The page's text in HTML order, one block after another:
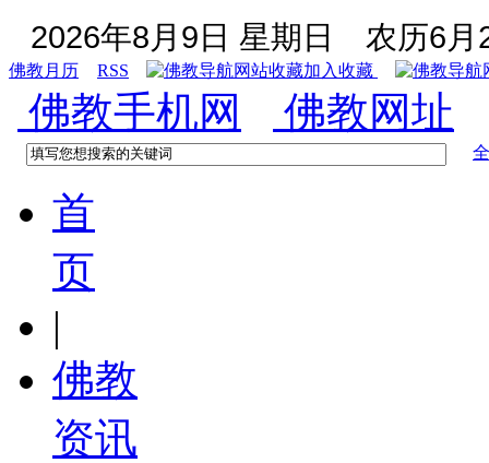
2026年8月9日 星期日 农历6月
佛教月历 RSS 加入收藏
佛教手机网 佛教网址
首
页
|
佛教
资讯